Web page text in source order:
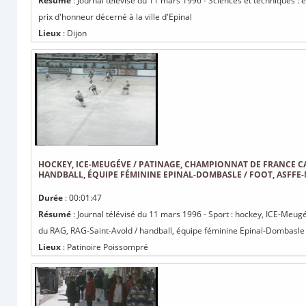
prix d'honneur décerné à la ville d'Epinal
Lieux : Dijon
HOCKEY, ICE-MEUGÉVE / PATINAGE, CHAMPIONNAT DE FRANCE
HANDBALL, ÉQUIPE FÉMININE EPINAL-DOMBASLE / FOOT,
Durée : 00:01:47
Résumé : Journal télévisé du 11 mars 1996 - Sport : hockey, ICE-
du RAG, RAG-Saint-Avold / handball, équipe féminine Epinal-Dombasle
Lieux : Patinoire Poissompré